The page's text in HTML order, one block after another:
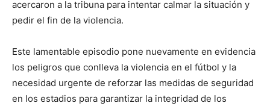
acercaron a la tribuna para intentar calmar la situación y
pedir el fin de la violencia.
Este lamentable episodio pone nuevamente en evidencia
los peligros que conlleva la violencia en el fútbol y la
necesidad urgente de reforzar las medidas de seguridad
en los estadios para garantizar la integridad de los